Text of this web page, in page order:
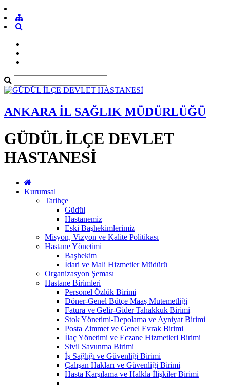
ANKARA İL SAĞLIK MÜDÜRLÜĞÜ
GÜDÜL İLÇE DEVLET
HASTANESİ
Kurumsal
Tarihçe
Güdül
Hastanemiz
Eski Başhekimlerimiz
Misyon, Vizyon ve Kalite Politikası
Hastane Yönetimi
Başhekim
İdari ve Mali Hizmetler Müdürü
Organizasyon Şeması
Hastane Birimleri
Personel Özlük Birimi
Döner-Genel Bütçe Maaş Mutemetliği
Fatura ve Gelir-Gider Tahakkuk Birimi
Stok Yönetimi-Depolama ve Ayniyat Birimi
Posta Zimmet ve Genel Evrak Birimi
İlaç Yönetimi ve Eczane Hizmetleri Birimi
Sivil Savunma Birimi
İş Sağlığı ve Güvenliği Birimi
Çalışan Hakları ve Güvenliği Birimi
Hasta Karşılama ve Halkla İlişkiler Birimi